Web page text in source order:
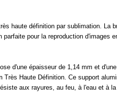
haute définition par sublimation. La
pour la reproduction d'images
d'une épaisseur de 1,14 mm et
Haute Définition. Ce support
aux rayures, au feu, à l'eau et à